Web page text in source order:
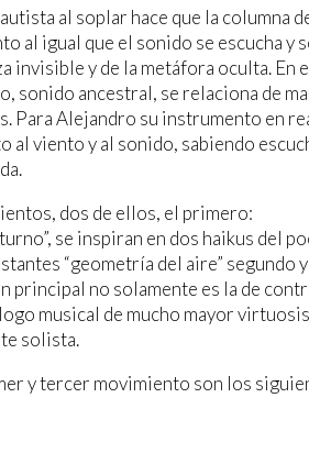
al soplar hace que la columna
al igual que el sonido se escucha y
invisible y de la metáfora oculta. En
sonido ancestral, se relaciona de
Para Alejandro su instrumento en
al viento y al sonido, sabiendo
dos de ellos, el primero:
se inspiran en dos haikus del
“geometría del aire” segundo y
principal no solamente es la de
musical de mucho mayor
solista.
y tercer movimiento son los